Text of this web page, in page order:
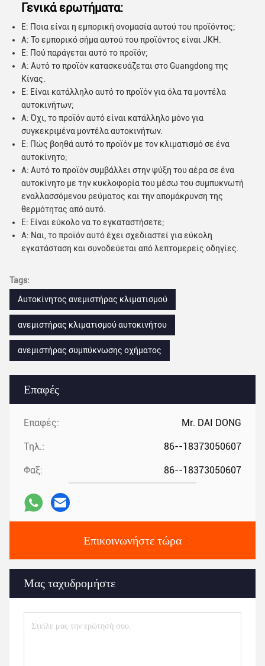
Επαφές
Επαφές: Mr. DAI DONG
Τηλ.: 86--18373050607
Φαξ: 86--18373050607
Επικοινωνήστε τώρα
Μας ταχυδρομήστε
Γενικά ερωτήματα:
Ε: Ποια είναι η εμπορική ονομασία αυτού του προϊόντος;
Α: Το εμπορικό σήμα αυτού του προϊόντος είναι JKH.
Ε: Πού παράγεται αυτό το προϊόν;
Α: Αυτό το προϊόν κατασκευάζεται στο Guangdong της
Κίνας.
Ε: Είναι κατάλληλο αυτό το προϊόν για όλα τα μοντέλα
αυτοκινήτων;
Α: Όχι, το προϊόν αυτό είναι κατάλληλο μόνο για
συγκεκριμένα μοντέλα αυτοκινήτων.
Ε: Πώς βοηθά αυτό το προϊόν με τον κλιματισμό σε ένα
αυτοκίνητο;
Α: Αυτό το προϊόν συμβάλλει στην ψύξη του αέρα σε ένα
αυτοκίνητο με την κυκλοφορία του μέσω του συμπυκνωτή
εναλλασσόμενου ρεύματος και την απομάκρυνση της
θερμότητας από αυτό.
Ε: Είναι εύκολο να το εγκαταστήσετε;
Α: Ναι, το προϊόν αυτό έχει σχεδιαστεί για εύκολη
εγκατάσταση και συνοδεύεται από λεπτομερείς οδηγίες.
Tags:
Αυτοκίνητος ανεμιστήρας κλιματισμού
ανεμιστήρας κλιματισμού αυτοκινήτου
ανεμιστήρας συμπύκνωσης οχήματος